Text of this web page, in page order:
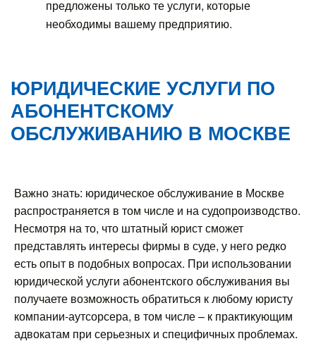
предложены только те услуги, которые
необходимы вашему предприятию.
ЮРИДИЧЕСКИЕ УСЛУГИ ПО
АБОНЕНТСКОМУ
ОБСЛУЖИВАНИЮ В МОСКВЕ
Важно знать: юридическое обслуживание в Москве
распространяется в том числе и на судопроизводство.
Несмотря на то, что штатный юрист сможет
представлять интересы фирмы в суде, у него редко
есть опыт в подобных вопросах. При использовании
юридической услуги абонентского обслуживания вы
получаете возможность обратиться к любому юристу
компании-аутсорсера, в том числе – к практикующим
адвокатам при серьезных и специфичных проблемах.